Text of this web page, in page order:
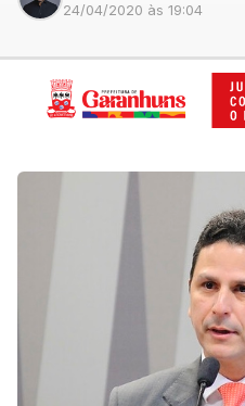
24/04/2020 às 19:04